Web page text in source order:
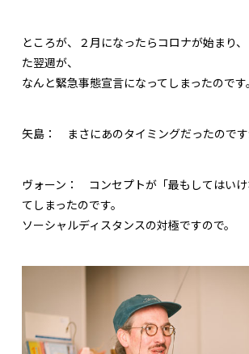
ところが、２月になったらコロナが始まり
た翌週が、
なんと緊急事態宣言になってしまったのです。
矢島： まさにあのタイミングだったのです
ヴォーン： コンセプトが「最もしてはい
てしまったのです。
ソーシャルディスタンスの対極ですので。